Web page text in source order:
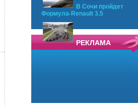
В Сочи пройдет
Формула-Renault 3.5
РЕКЛАМА